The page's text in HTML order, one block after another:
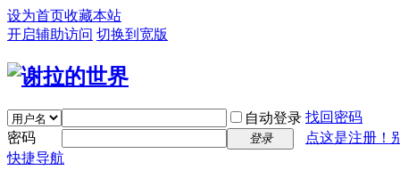
设为首页收藏本站
开启辅助访问 切换到宽版
自动登录 找回密码
密码
登录
点这是注册！
快捷导航